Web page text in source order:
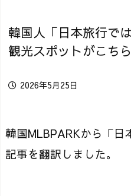
韓国人「日本旅行で
観光スポットがこち
2026年5月25日
韓国MLBPARKから「日
記事を翻訳しました。